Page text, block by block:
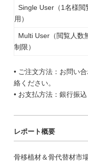
Single User（1名様閲
用）
Multi User（閲覧人数
制限）
• ご注文方法：お問い
絡ください。
• お支払方法：銀行振
レポート概要
骨移植材＆骨代替材市